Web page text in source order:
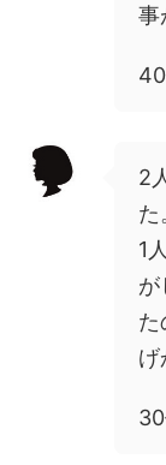
事
2
た
1
が
た
げ